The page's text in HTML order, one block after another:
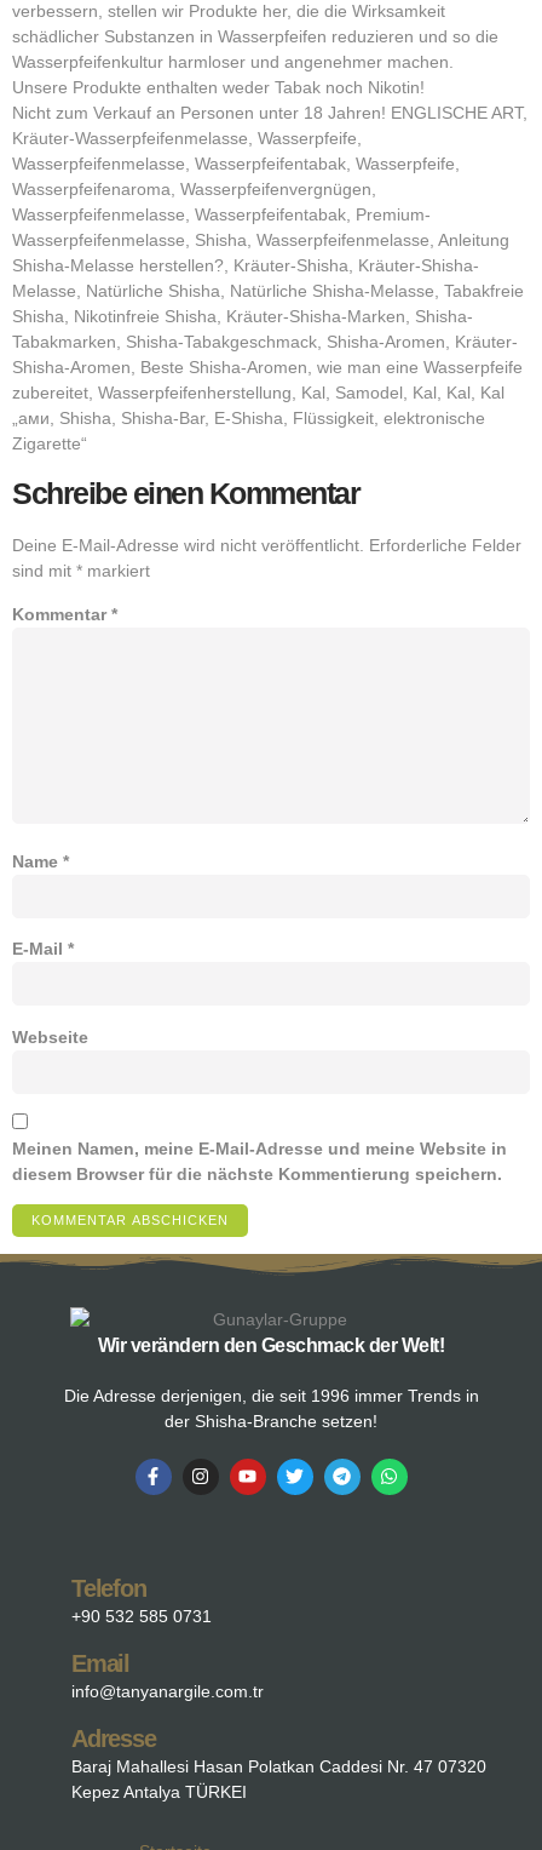
verbessern, stellen wir Produkte her, die die Wirksamkeit
schädlicher Substanzen in Wasserpfeifen reduzieren und so die
Wasserpfeifenkultur harmloser und angenehmer machen.
Unsere Produkte enthalten weder Tabak noch Nikotin!
Nicht zum Verkauf an Personen unter 18 Jahren! ENGLISCHE ART,
Kräuter-Wasserpfeifenmelasse, Wasserpfeife,
Wasserpfeifenmelasse, Wasserpfeifentabak, Wasserpfeife,
Wasserpfeifenaroma, Wasserpfeifenvergnügen,
Wasserpfeifenmelasse, Wasserpfeifentabak, Premium-
Wasserpfeifenmelasse, Shisha, Wasserpfeifenmelasse, Anleitung
Shisha-Melasse herstellen?, Kräuter-Shisha, Kräuter-Shisha-
Melasse, Natürliche Shisha, Natürliche Shisha-Melasse, Tabakfreie
Shisha, Nikotinfreie Shisha, Kräuter-Shisha-Marken, Shisha-
Tabakmarken, Shisha-Tabakgeschmack, Shisha-Aromen, Kräuter-
Shisha-Aromen, Beste Shisha-Aromen, wie man eine Wasserpfeife
zubereitet, Wasserpfeifenherstellung, Kal, Samodel, Kal, Kal, Kal
„ами, Shisha, Shisha-Bar, E-Shisha, Flüssigkeit, elektronische
Zigarette“
Schreibe einen Kommentar
Deine E-Mail-Adresse wird nicht veröffentlicht. Erforderliche Felder
sind mit * markiert
Kommentar*
Name *
E-Mail *
Webseite
Meinen Namen, meine E-Mail-Adresse und meine Website in
diesem Browser für die nächste Kommentierung speichern.
Wir verändern den Geschmack der Welt!
Die Adresse derjenigen, die seit 1996 immer Trends in
der Shisha-Branche setzen!
Telefon
+90 532 585 0731
Email
info@tanyanargile.com.tr
Adresse
Baraj Mahallesi Hasan Polatkan Caddesi Nr. 47 07320
Kepez Antalya TÜRKEI